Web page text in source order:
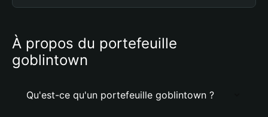
À propos du portefeuille
goblintown
Qu'est-ce qu'un portefeuille goblintown ?